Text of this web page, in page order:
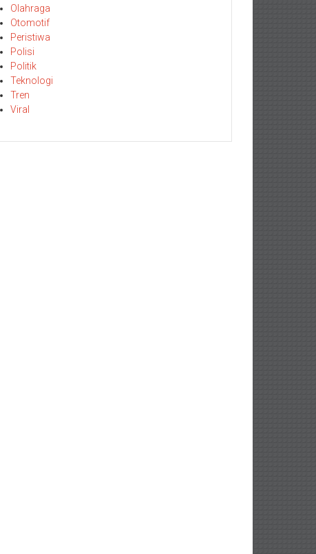
Olahraga
Otomotif
Peristiwa
Polisi
Politik
Teknologi
Tren
Viral